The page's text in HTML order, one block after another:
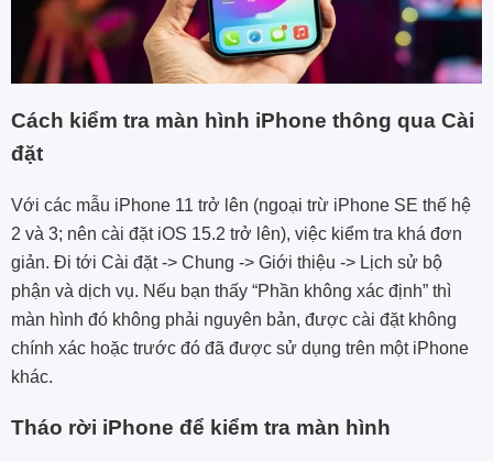
Cách kiểm tra màn hình iPhone thông qua Cài
đặt
Với các mẫu iPhone 11 trở lên (ngoại trừ iPhone SE thế hệ
2 và 3; nên cài đặt iOS 15.2 trở lên), việc kiểm tra khá đơn
giản. Đi tới Cài đặt -> Chung -> Giới thiệu -> Lịch sử bộ
phận và dịch vụ. Nếu bạn thấy “Phần không xác định” thì
màn hình đó không phải nguyên bản, được cài đặt không
chính xác hoặc trước đó đã được sử dụng trên một iPhone
khác.
Tháo rời iPhone để kiểm tra màn hình